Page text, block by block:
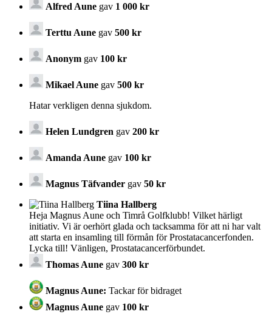
Alfred Aune gav 1 000 kr
Terttu Aune gav 500 kr
Anonym gav 100 kr
Mikael Aune gav 500 kr
Hatar verkligen denna sjukdom.
Helen Lundgren gav 200 kr
Amanda Aune gav 100 kr
Magnus Täfvander gav 50 kr
Tiina Hallberg
Heja Magnus Aune och Timrå Golfklubb! Vilket härligt
initiativ. Vi är oerhört glada och tacksamma för att ni har valt
att starta en insamling till förmån för Prostatacancerfonden.
Lycka till! Vänligen, Prostatacancerförbundet.
Thomas Aune gav 300 kr
Magnus Aune: Tackar för bidraget
Magnus Aune gav 100 kr